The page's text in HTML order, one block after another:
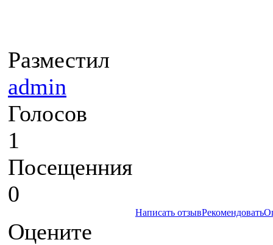
Разместил
admin
Голосов
1
Посещенния
0
Написать отзывРекомендовать
Оцените